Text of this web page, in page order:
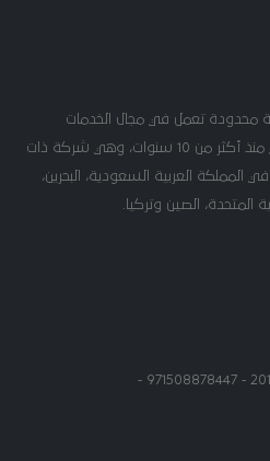
تعمل في مجال الخدمات
اللوجستية والبحرية والشحن الدولي منذ أكثر من 10 سنوات، وهي شركة ذات
العربية السعودية، البحرين،
المتحدة، الصين وتركيا.
966565876801 - 201152006261 - 971508878447 -